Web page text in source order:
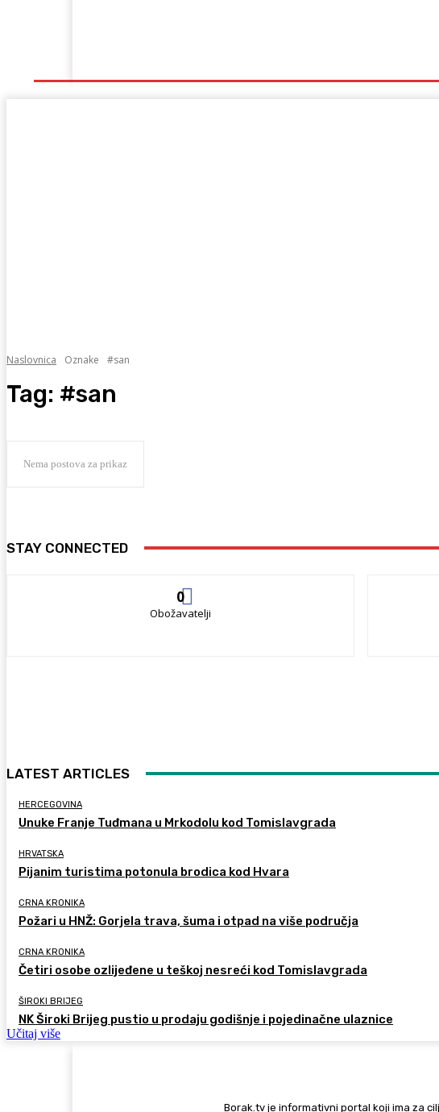
Naslovnica Oznake #san
Tag: #san
Nema postova za prikaz
STAY CONNECTED
0
Obožavatelji
LATEST ARTICLES
HERCEGOVINA
Unuke Franje Tuđmana u Mrkodolu kod Tomislavgrada
HRVATSKA
Pijanim turistima potonula brodica kod Hvara
CRNA KRONIKA
Požari u HNŽ: Gorjela trava, šuma i otpad na više područja
CRNA KRONIKA
Četiri osobe ozlijeđene u teškoj nesreći kod Tomislavgrada
ŠIROKI BRIJEG
NK Široki Brijeg pustio u prodaju godišnje i pojedinačne ulaznice
Učitaj više
Borak.tv je informativni portal koji ima za